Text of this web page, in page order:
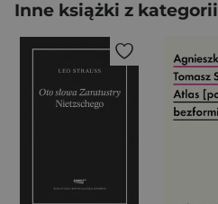
Inne książki z kategorii